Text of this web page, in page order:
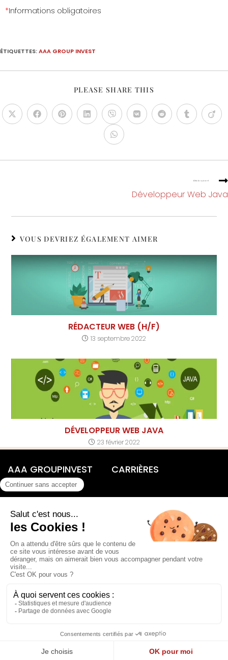
*Informations obligatoires
ÉTIQUETTES:AAA GROUP INVEST
PLEASE SHARE THIS
Article suivant
Développeur Web Java
VOUS DEVRIEZ ÉGALEMENT AIMER
RÉDACTEUR WEB (H/F)
13 septembre 2022
DÉVELOPPEUR WEB JAVA
23 février 2022
AAA GROUPINVEST
Chiffres clés
Nos activités
CARRIÈRES
Pourquoi nous rejoindre​
Rejoignez-nous​
CONTACTEZ-NOUS
Rue Pierre de Maupertuis
- BP 97468
02 99 52 52 48
LÉGALE